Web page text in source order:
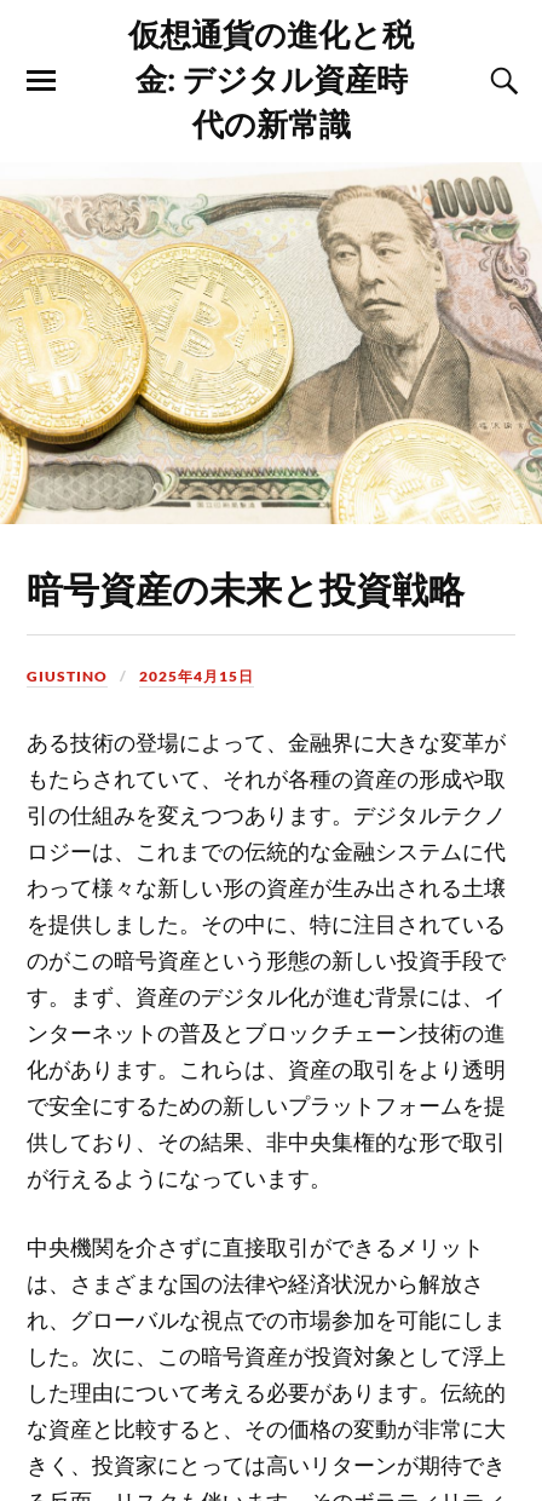
仮想通貨の進化と税
金: デジタル資産時
代の新常識
暗号資産の未来と投資戦略
GIUSTINO 2025年4月15日
ある技術の登場によって、金融界に大きな変革が
もたらされていて、それが各種の資産の形成や取
引の仕組みを変えつつあります。 デジタルテクノ
ロジーは、これまでの伝統的な金融システムに代
わって様々な新しい形の資産が生み出される土壌
を提供しました。その中に、特に注目されている
のがこの暗号資産という形態の新しい投資手段で
す。まず、資産のデジタル化が進む背景には、イ
ンターネットの普及とブロックチェーン技術の進
化があります。これらは、資産の取引をより透明
で安全にするための新しいプラットフォームを提
供しており、その結果、非中央集権的な形で取引
が行えるようになっています。
中央機関を介さずに直接取引ができるメリット
は、さまざまな国の法律や経済状況から解放さ
れ、グローバルな視点での市場参加を可能にしま
した。次に、この暗号資産が投資対象として浮上
した理由について考える必要があります。伝統的
な資産と比較すると、その価格の変動が非常に大
きく、投資家にとっては高いリターンが期待でき